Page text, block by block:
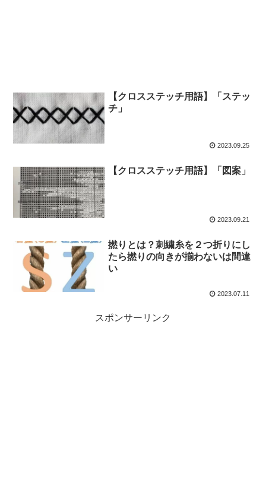
【クロスステッチ用語】「ステッ
チ」
2023.09.25
【クロスステッチ用語】「図案」
2023.09.21
撚りとは？刺繍糸を２つ折りにし
たら撚りの向きが揃わないは間違
い
2023.07.11
スポンサーリンク